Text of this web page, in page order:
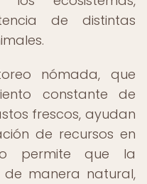
de distintas
nómada, que
constante de
frescos, ayudan
de recursos en
permite que la
manera natural,